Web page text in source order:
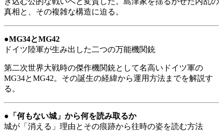
真相と、その複雑な構造に迫る。
●MG34とMG42
ドイツ陸軍が生み出した二つの万能機関銃
第二次世界大戦時の傑作機関銃として名高いドイツ軍の
MG34とMG42。その誕生の経緯から運用方法までを解説す
る。
● 「何もない城」から何を読み取るか
城が「消える」理由とその痕跡から往時の姿を読む方法